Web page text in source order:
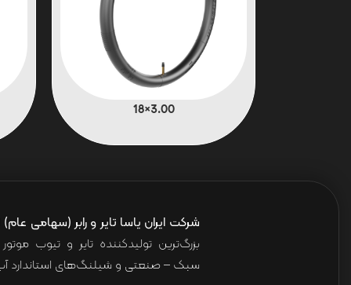
3.00×18
شرکت ایران یاسا تایر و رابر (سهامی عام)
بزرگ‌ترین تولیدکننده تایر و تیوب
سبک – صنعتی و شیلنگ‌های استاندارد